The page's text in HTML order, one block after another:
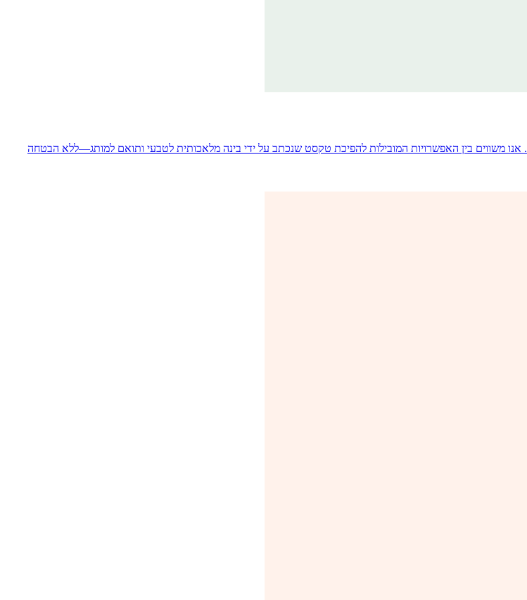
מדריך מעשי, המעמיד אתיקה בראש, לכלי ההאנשה הטובים ביותר של בינה מלאכותית בשנת 2025. אנו משווים בין האפשרויות המובילות להפיכת טקסט שנכתב על ידי בינה מלאכותית לטבעי ותואם למותג—ללא הבטחה